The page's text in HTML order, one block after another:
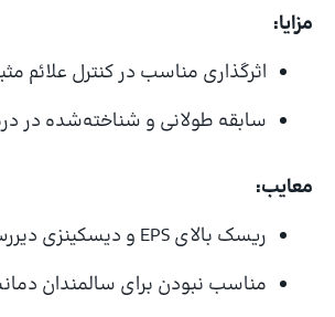
مزایا:
اثرگذاری مناسب در کنترل علائم
سابقه طولانی و شناخته‌شده در
معایب:
ریسک بالای EPS و دیسکینزی دیررس
مناسب نبودن برای سالمندان